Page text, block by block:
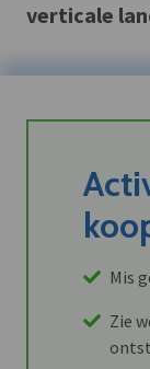
verticale
Mis
Zie